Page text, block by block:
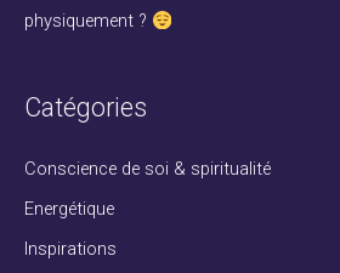
:physiquement ?
Catégories
Conscience de soi & spiritualité
Energétique
Inspirations